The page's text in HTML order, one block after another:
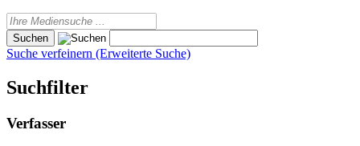
Suche verfeinern (Erweiterte Suche)
Suchfilter
Verfasser